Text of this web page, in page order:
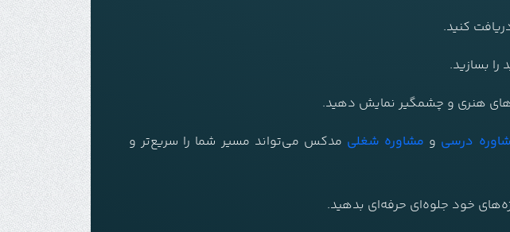
کنید.
را بسازید.
هنری و چشمگیر نمایش دهید.
درسی و مشاوره شغلی مدکس می‌تواند مسیر شما را سریع‌تر و
خود جلوه‌ای حرفه‌ای بدهید.